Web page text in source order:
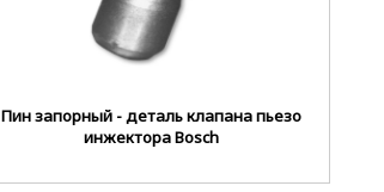
Пин запорный - деталь клапана пьезо
инжектора Bosch